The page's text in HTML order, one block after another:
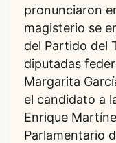
pronunciaron
magisterio se
del Partido del
diputadas
Margarita
el candidato a
Enrique
Parlamentario